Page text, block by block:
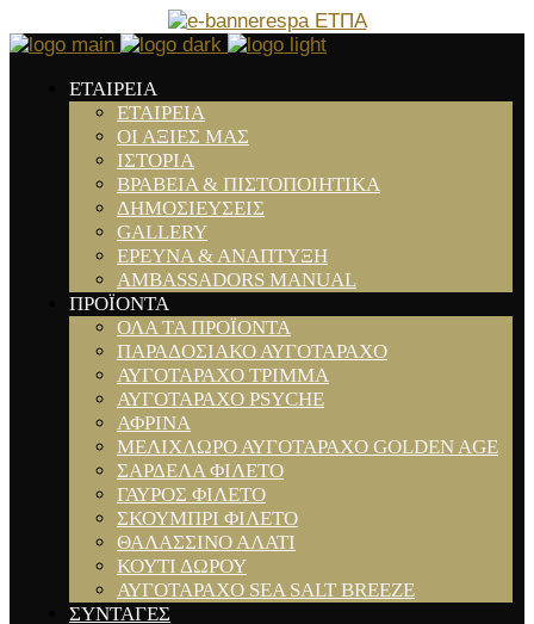
ΕΤΑΙΡΕΙΑ
ΕΤΑΙΡΕΙΑ
ΟΙ ΑΞΙΕΣ ΜΑΣ
ΙΣΤΟΡΙΑ
ΒΡΑΒΕΙΑ & ΠΙΣΤΟΠΟΙΗΤΙΚΑ
ΔΗΜΟΣΙΕΥΣΕΙΣ
GALLERY
ΕΡΕΥΝΑ & ΑΝΑΠΤΥΞΗ
AMBASSADORS MANUAL
ΠΡΟΪΟΝΤΑ
ΟΛΑ ΤΑ ΠΡΟΪΟΝΤΑ
ΠΑΡΑΔΟΣΙΑΚΟ ΑΥΓΟΤΑΡΑΧΟ
ΑΥΓΟΤΑΡΑΧΟ ΤΡΙΜΜΑ
ΑΥΓΟΤΑΡΑΧΟ PSYCHE
ΑΦΡΙΝΑ
ΜΕΛΙΧΛΩΡΟ ΑΥΓΟΤΑΡΑΧΟ GOLDEN AGE
ΣΑΡΔΕΛΑ ΦΙΛΕΤΟ
ΓΑΥΡΟΣ ΦΙΛΕΤΟ
ΣΚΟΥΜΠΡΙ ΦΙΛΕΤΟ
ΘΑΛΑΣΣΙΝΟ ΑΛΑΤΙ
ΚΟΥΤΙ ΔΩΡΟΥ
ΑΥΓΟΤΑΡΑΧΟ SEA SALT BREEZE
ΣΥΝΤΑΓΕΣ